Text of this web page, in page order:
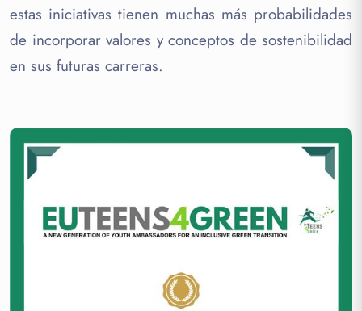
estas iniciativas tienen muchas más probabilidades
de incorporar valores y conceptos de sostenibilidad
en sus futuras carreras.